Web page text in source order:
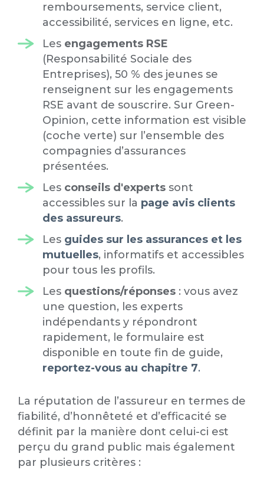
remboursements, service client,
accessibilité, services en ligne, etc.
Les engagements RSE
(Responsabilité Sociale des
Entreprises), 50 % des jeunes se
renseignent sur les engagements
RSE avant de souscrire. Sur Green-
Opinion, cette information est visible
(coche verte) sur l’ensemble des
compagnies d’assurances
présentées.
Les conseils d'experts sont
accessibles sur la page avis clients
des assureurs.
Les guides sur les assurances et les
mutuelles, informatifs et accessibles
pour tous les profils.
Les questions/réponses : vous avez
une question, les experts
indépendants y répondront
rapidement, le formulaire est
disponible en toute fin de guide,
reportez-vous au chapitre 7.
La réputation de l’assureur en termes de
fiabilité, d’honnêteté et d’efficacité se
définit par la manière dont celui-ci est
perçu du grand public mais également
par plusieurs critères :